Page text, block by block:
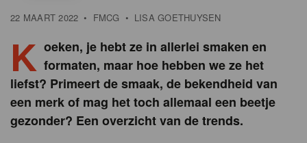
22 MAART 2022 • FMCG • LISA GOETHUYSEN
K oeken, je hebt ze in allerlei smaken en
formaten, maar hoe hebben we ze het
liefst? Primeert de smaak, de bekendheid van
een merk of mag het toch allemaal een beetje
gezonder? Een overzicht van de trends.